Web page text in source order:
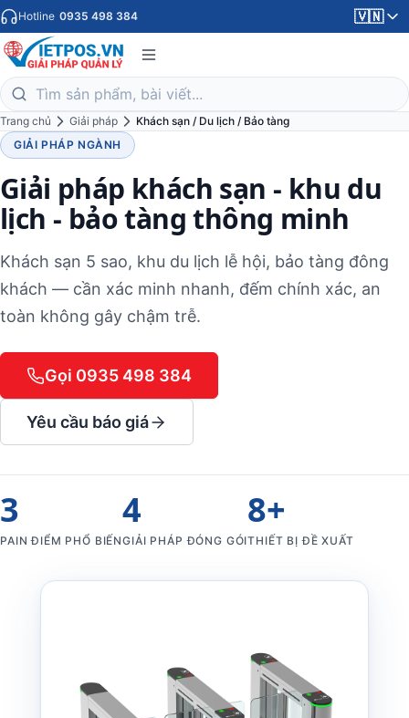
Hotline 0935 498 384 🇻🇳
Trang chủ Giải pháp
Khách sạn / Du lịch / Bảo tàng
GIẢI PHÁP NGÀNH
Giải pháp khách sạn - khu du
lịch - bảo tàng thông minh
Khách sạn 5 sao, khu du lịch lễ hội, bảo tàng đông
khách — cần xác minh nhanh, đếm chính xác, an
toàn không gây chậm trễ.
Gọi 0935 498 384
Yêu cầu báo giá
3
PAIN ĐIỂM PHỔ BIẾN
4
GIẢI PHÁP ĐÓNG GÓI
8+
THIẾT BỊ ĐỀ XUẤT